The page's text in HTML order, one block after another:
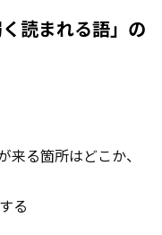
読まれる語」の
る箇所はどこか、
る